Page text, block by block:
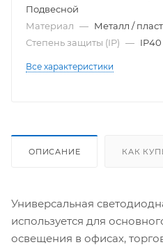
Подвесной
Материал — Металл /
Степень защиты (IP) — IP40
Все характеристики
ОПИСАНИЕ КАК
Универсальная
используется для
освещения в офисах,